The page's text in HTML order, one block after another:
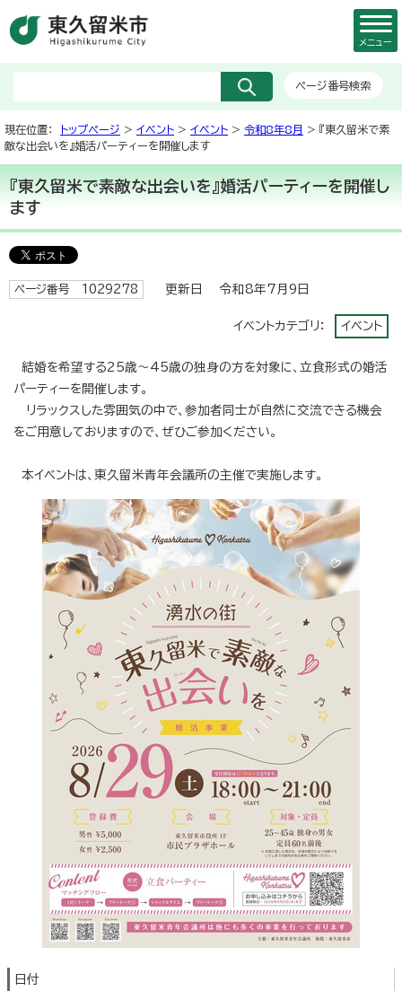
ページ番号検索
メニュー
現在位置： トップページ > イベント > イベント > 令和8年8月
> 『東久留米で素
敵な出会いを』婚活パーティーを開催します
『東久留米で素敵な出会いを』婚活パーティーを開催し
ます
ページ番号 1029278 更新日 令和8年7月9日
イベントカテゴリ： イベント
結婚を希望する25歳～45歳の独身の方を対象に、立食形式の婚活
パーティーを開催します。
リラックスした雰囲気の中で、参加者同士が自然に交流できる機会
をご用意しておりますので、ぜひご参加ください。
本イベントは、東久留米青年会議所の主催で実施します。
日付